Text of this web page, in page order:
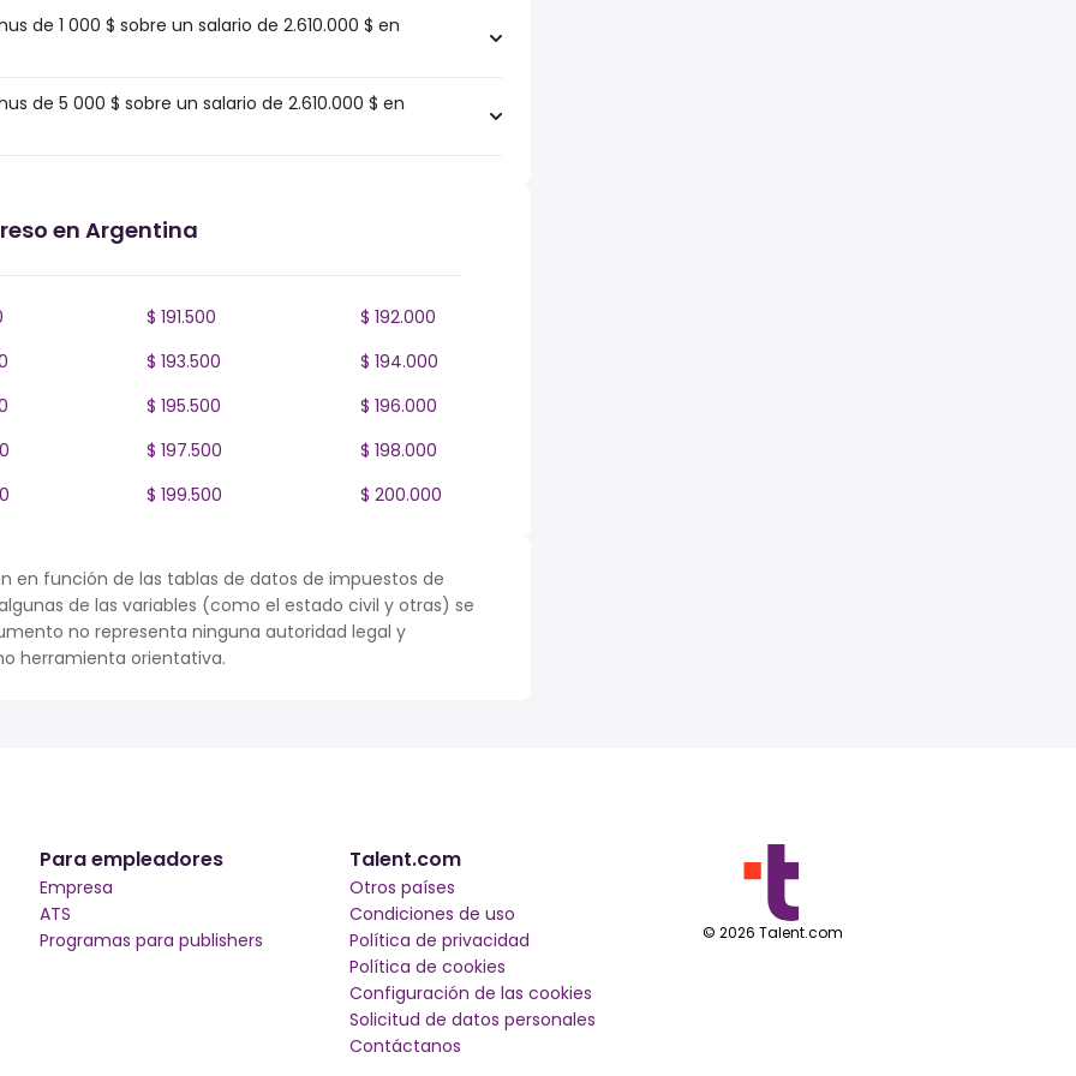
de 1 000 $ sobre un salario de 2.610.000 $ en
de 5 000 $ sobre un salario de 2.610.000 $ en
en Argentina
$ 191.500
$ 192.000
$ 193.500
$ 194.000
$ 195.500
$ 196.000
$ 197.500
$ 198.000
$ 199.500 $ 200.000
en función de las tablas de datos de impuestos de
de las variables (como el estado civil y otras) se
no representa ninguna autoridad legal y
herramienta orientativa.
Para empleadores
Empresa
ATS
Programas para publishers
Talent.com
Otros países
Condiciones de uso
Política de privacidad
Política de cookies
Configuración de las cookies
Solicitud de datos personales
Contáctanos
© 2026 Talent.com